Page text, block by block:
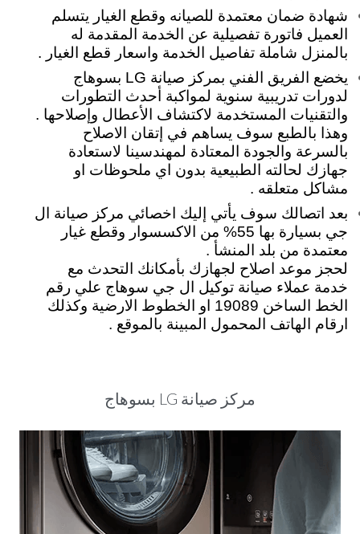
شهادة ضمان معتمدة للصيانه وقطع الغيار يتسلم
العميل فاتورة تفصيلية عن الخدمة المقدمة له
بالمنزل شاملة تفاصيل الخدمة واسعار قطع الغيار .
يخضع الفريق الفني بمركز صيانة LG بسوهاج
لدورات تدريبية سنوية لمواكبة أحدث التطورات
والتقنيات المستخدمة لاكتشاف الأعطال وإصلاحها .
وهذا بالطبع سوف يساهم في إتقان الاصلاح
بالسرعة والجودة المعتادة لمهندسينا لاستعادة
جهازك لحالته الطبيعية بدون اي ملحوظات او
مشاكل متعلقه .
بعد اتصالك سوف يأتي إليك اخصائي مركز صيانة ال
جي بسيارة بها 55% من الاكسسوار وقطع غيار
معتمدة من بلد المنشأ .
لحجز موعد اصلاح لجهازك بأمكانك التحدث مع
خدمة عملاء صيانة توكيل ال جي سوهاج علي رقم
الخط الساخن 19089 او الخطوط الارضية وكذلك
ارقام الهاتف المحمول المبينة بالموقع .
مركز صيانة LG بسوهاج